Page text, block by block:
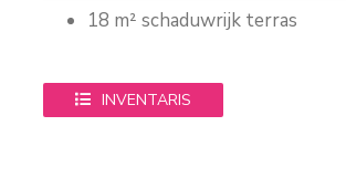
18 m² schaduwrijk terras
INVENTARIS